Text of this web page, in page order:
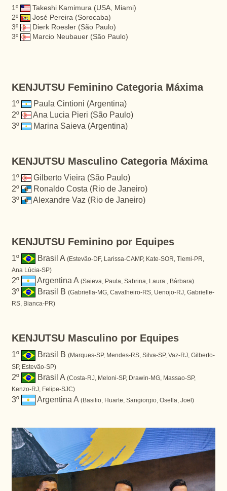
1º
Takeshi Kamimura (USA, Miami)
2º
José Pereira (Sorocaba)
3º
Dierk Roesler (São Paulo)
3º
Marcio Neubauer (São Paulo)
KENJUTSU Feminino Categoria Máxima
1º
Paula Cintioni (Argentina)
2º
Ana Lucia Pieri (São Paulo)
3º
Marina Saieva (Argentina)
KENJUTSU Masculino Categoria Máxima
1º
Gilberto Vieira (São Paulo)
2º
Ronaldo Costa (Rio de Janeiro)
3º
Alexandre Vaz (Rio de Janeiro)
KENJUTSU Feminino por Equipes
1º Brasil A (Estevão-DF, Larissa-CAMP, Kate-SOR, Tiemi-PR,
Ana Lúcia-SP)
2º Argentina A (Saieva, Paula, Sabrina, Laura , Bárbara)
3º Brasil B (Gabriella-MG, Cavalheiro-RS, Uenojo-RJ, Gabrielle-
RS, Bianca-PR)
KENJUTSU Masculino por Equipes
1º Brasil B (Marques-SP, Mendes-RS, Silva-SP, Vaz-RJ, Gilberto-
SP, Estevão-SP)
2º Brasil A (Costa-RJ, Meloni-SP, Drawin-MG, Massao-SP,
Kenzo-RJ, Felipe-SJC)
3º Argentina A (Basilio, Huarte, Sangiorgio, Osella, Joel)